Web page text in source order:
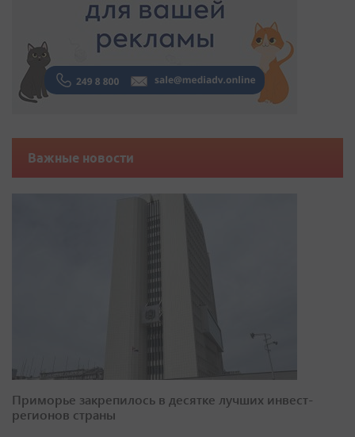
Важные новости
Приморье закрепилось в десятке лучших инвест-
регионов страны